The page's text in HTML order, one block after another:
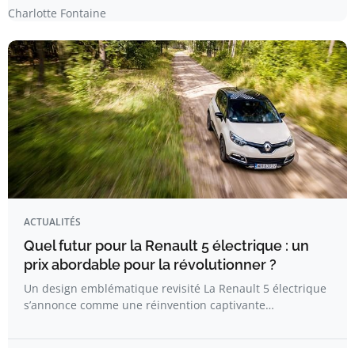
Charlotte Fontaine
ACTUALITÉS
Quel futur pour la Renault 5 électrique : un
prix abordable pour la révolutionner ?
Un design emblématique revisité La Renault 5 électrique
s’annonce comme une réinvention captivante…